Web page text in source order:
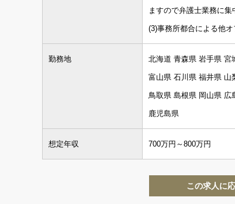
ますので弁護士業務に集
(3)事務所都合による他
勤務地 北海道 青森県 岩手県 宮
富山県 石川県 福井県 山
鳥取県 島根県 岡山県
鹿児島県
想定年収 700万円～800万円
この求人に